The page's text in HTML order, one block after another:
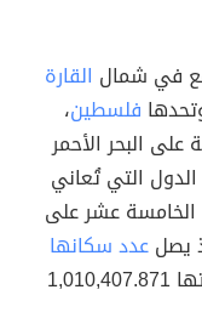
في شمال القارة
فلسطين،
على البحر الأحمر
التي تُعاني
الخامسة عشر على
يصلعدد سكانها
لأكثر من 92 مليون نسمة، وتبلغ مساحتها 1,010,407.871